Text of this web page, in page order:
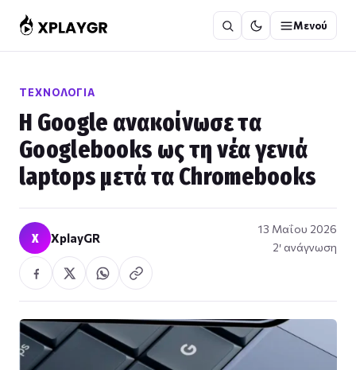
στο
περιεχόμενο
Μενού
ΤΕΧΝΟΛΟΓΊΑ
Η Google ανακοίνωσε τα
Googlebooks ως τη νέα γενιά
laptops μετά τα Chromebooks
X XplayGR
13 Μαΐου 2026
2′ ανάγνωση